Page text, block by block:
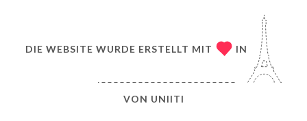
DIE WEBSITE WURDE ERSTELLT MIT IN
VON UNIITI